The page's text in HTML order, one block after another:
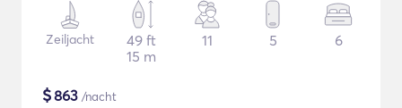
Zeiljacht
49 ft
15 m
11 5 6
$863 /nacht